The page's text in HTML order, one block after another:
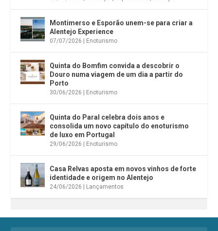
Montimerso e Esporão unem-se para criar a
Alentejo Experience
07/07/2026 Enoturismo
Quinta do Bomfim convida a descobrir o
Douro numa viagem de um dia a partir do
Porto
30/06/2026 Enoturismo
Quinta do Paral celebra dois anos e
consolida um novo capítulo do enoturismo
de luxo em Portugal
29/06/2026 Enoturismo
Casa Relvas aposta em novos vinhos de forte
identidade e origem no Alentejo
24/06/2026 Lançamentos